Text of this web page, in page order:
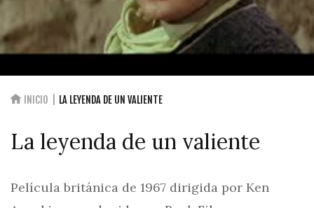
INICIO LA LEYENDA DE UN VALIENTE
La leyenda de un valiente
Película británica de 1967 dirigida por Ken